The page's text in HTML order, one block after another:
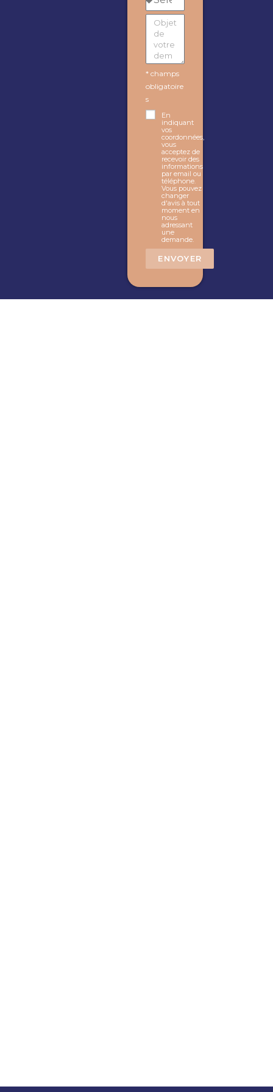
* champs
obligatoire
s
En
indiquant
vos
coordonnées,
vous
acceptez de
recevoir des
informations
par email ou
téléphone.
Vous pouvez
changer
d'avis à tout
moment en
nous
adressant
une
demande.
ENVOYER